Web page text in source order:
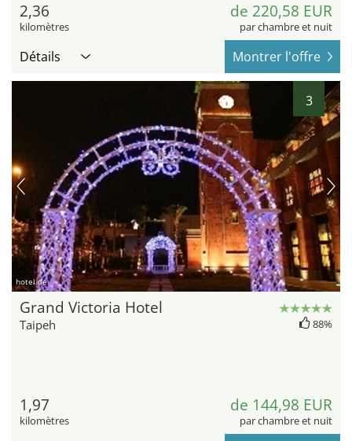
2,36
kilomètres
de 220,58 EUR
par chambre et nuit
Détails Montrer l'offre
3
hotel.de
Grand Victoria Hotel
Taipeh 88%
1,97
kilomètres
de 144,98 EUR
par chambre et nuit